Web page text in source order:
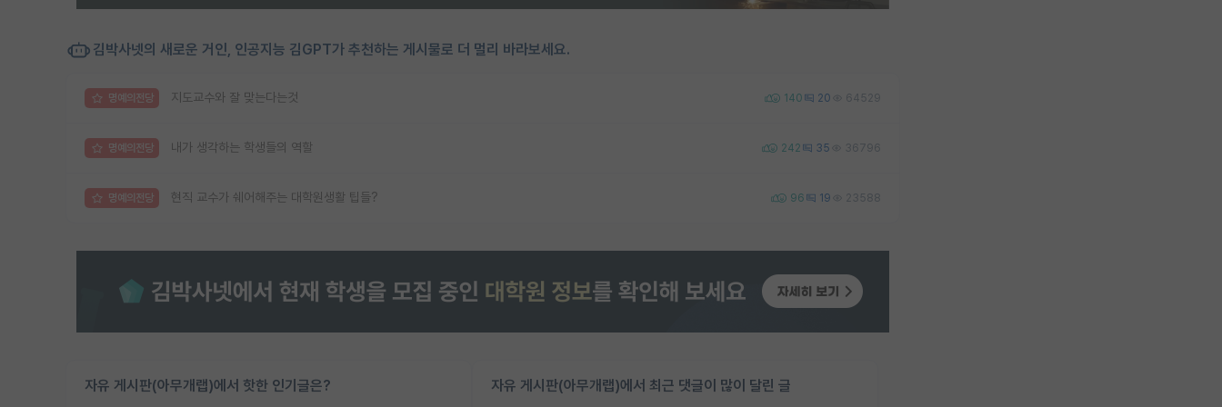
김박사넷의 새로운 거인, 인공지능 김GPT가 추천하는 게시물로 더 멀리 바라보세요.
명예의전당 지도교수와 잘 맞는다는것 140 20 64529
명예의전당 내가 생각하는 학생들의 역할 242 35 36796
명예의전당 현직 교수가 쉐어해주는 대학원생활 팁들? 96 19 23588
자유 게시판(아무개랩)에서 핫한 인기글은? 자유 게시판(아무개랩)에서 최근 댓글이 많이 달린 글